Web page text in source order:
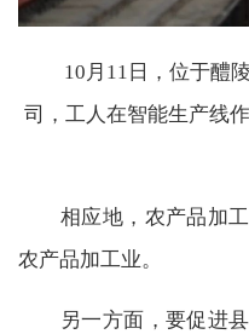
10月11日，位于醴
司，工人在智能生产线
相应地，农产品加工
农产品加工业。
另一方面，要促进县